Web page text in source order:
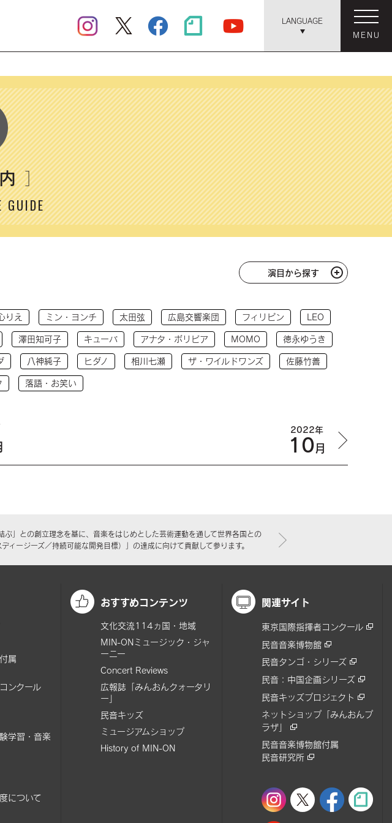
LANGUAGE
MENU
］
GUIDE
演目から探す
りえ ミン・ヨンチ 太田弦 広島交響楽団 フィリピン LEO
澤田知可子 キューバ アナタ・ボリビア MOMO 徳永ゆうき
八神純子 ヒダノ 相川七瀬 ザ・ワイルドワンズ 佐藤竹善
落語・お笑い
2022年
10月
ぶ」との創立理念を基に、音楽をはじめとした芸術運動を通して世界各国との
ィージーズ／持続可能な開発目標）」の達成に向けて貢献して参ります。
属
ンクール
学習・音楽
について
おすすめコンテンツ
文化交流114ヵ国・地域
MIN-ONミュージック・ジャ
ーニー
Concert Reviews
広報誌「みんおんクォータリ
ー」
民音キッズ
ミュージアムショップ
History of MIN-ON
関連サイト
東京国際指揮者コンクール
民音音楽博物館
民音タンゴ・シリーズ
民音：中国企画シリーズ
民音キッズプロジェクト
ネットショップ「みんおんプ
ラザ」
民音音楽博物館付属
民音研究所